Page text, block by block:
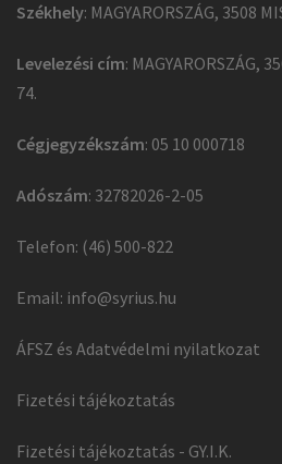
Székhely: MAGYARORSZÁG, 3508
Levelezési cím: MAGYARORSZÁG,
74.
Cégjegyzékszám: 05 10 000718
Adószám: 32782026-2-05
Telefon: (46) 500-822
Email: info@syrius.hu
ÁFSZ és Adatvédelmi nyilatkozat
Fizetési tájékoztatás
Fizetési tájékoztatás - GY.I.K.